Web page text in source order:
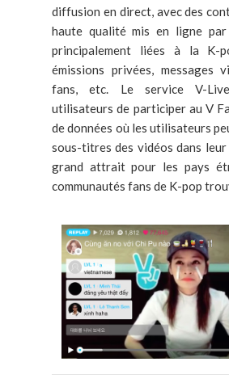
diffusion en direct, avec des
haute qualité mis en ligne par
principalement liées à la K-
émissions privées, messages
fans, etc. Le service V-
utilisateurs de participer au V
de données où les utilisateurs
sous-titres des vidéos dans leur
grand attrait pour les pays
communautés fans de K-pop